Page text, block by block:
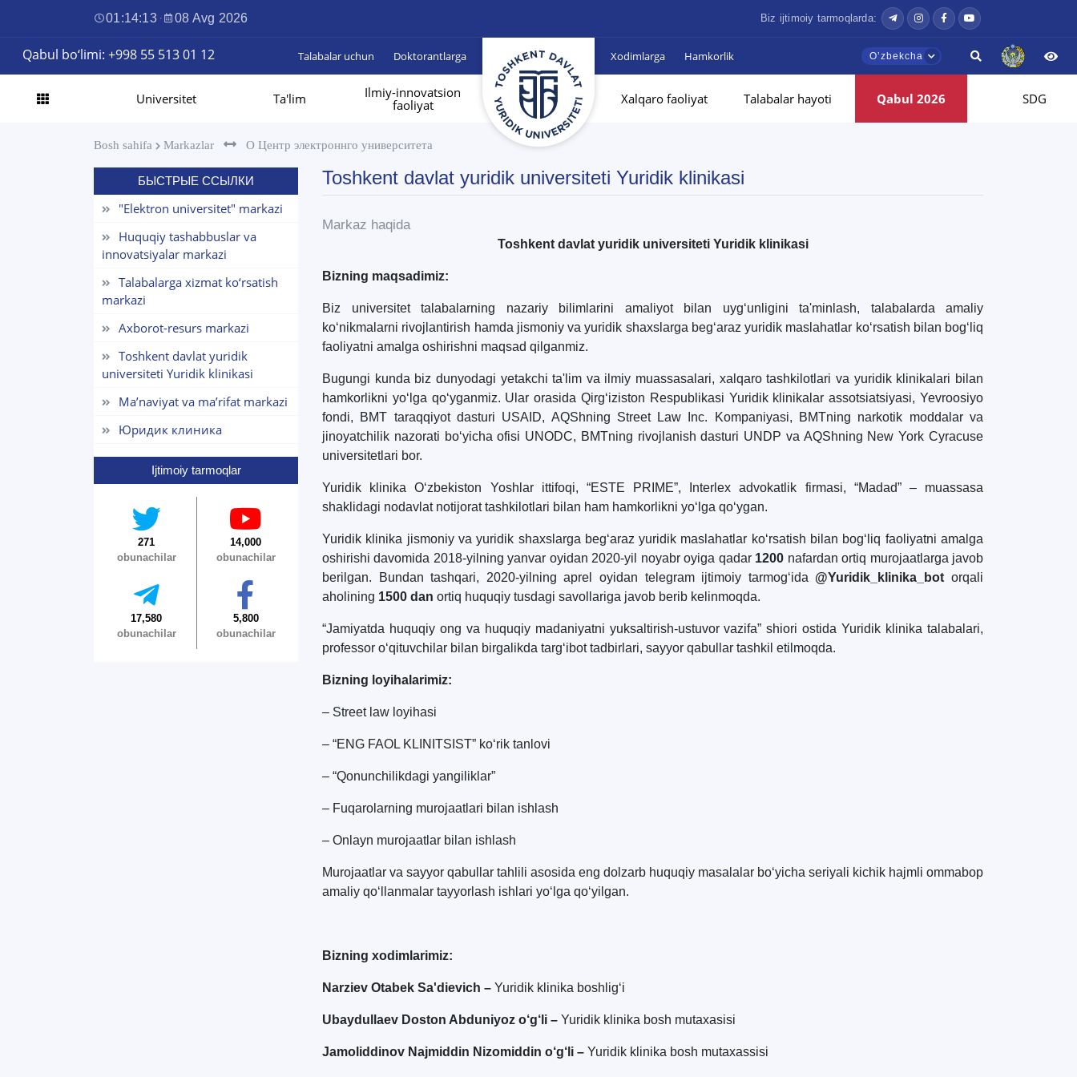
01:14:14 · 08 Avg 2026 Biz ijtimoiy tarmoqlarda:
Qabul bo‘limi: +998 55 513 01 12 Talabalar uchun Doktorantlarga Xodimlarga Hamkorlik Oʼzbekcha
Universitet Ta'lim
Ilmiy-innovatsion
faoliyat
Xalqaro faoliyat Talabalar hayoti Qabul 2026 SDG
Bosh sahifa Markazlar О Центр электроннго университета
БЫСТРЫЕ ССЫЛКИ
"Elektron universitet" markazi
Huquqiy tashabbuslar va
innovatsiyalar markazi
Talabalarga xizmat ko‘rsatish
markazi
Axborot-resurs markazi
Toshkent davlat yuridik
universiteti Yuridik klinikasi
Ma’naviyat va ma’rifat markazi
Юридик клиника
Ijtimoiy tarmoqlar
271
obunachilar
14,000
obunachilar
17,580
obunachilar
5,800
obunachilar
Toshkent davlat yuridik universiteti Yuridik klinikasi
Markaz haqida
Toshkent davlat yuridik universiteti Yuridik klinikasi
Bizning maqsadimiz:
Biz universitet talabalarning nazariy bilimlarini amaliyot bilan uyg‘unligini ta'minlash, talabalarda amaliy
ko‘nikmalarni rivojlantirish hamda jismoniy va yuridik shaxslarga beg‘araz yuridik maslahatlar ko‘rsatish bilan bog‘liq
faoliyatni amalga oshirishni maqsad qilganmiz.
Bugungi kunda biz dunyodagi yetakchi ta'lim va ilmiy muassasalari, xalqaro tashkilotlari va yuridik klinikalari bilan
hamkorlikni yo‘lga qo‘yganmiz. Ular orasida Qirg‘iziston Respublikasi Yuridik klinikalar assotsiatsiyasi, Yevroosiyo
fondi, BMT taraqqiyot dasturi USAID, AQShning Street Law Inc. Kompaniyasi, BMTning narkotik moddalar va
jinoyatchilik nazorati bo‘yicha ofisi UNODC, BMTning rivojlanish dasturi UNDP va AQShning New York Cyracuse
universitetlari bor.
Yuridik klinika O‘zbekiston Yoshlar ittifoqi, “ESTE PRIME”, Interlex advokatlik firmasi, “Madad” – muassasa
shaklidagi nodavlat notijorat tashkilotlari bilan ham hamkorlikni yo‘lga qo‘ygan.
Yuridik klinika jismoniy va yuridik shaxslarga beg‘araz yuridik maslahatlar ko‘rsatish bilan bog‘liq faoliyatni amalga
oshirishi davomida 2018-yilning yanvar oyidan 2020-yil noyabr oyiga qadar 1200 nafardan ortiq murojaatlarga javob
berilgan. Bundan tashqari, 2020-yilning aprel oyidan telegram ijtimoiy tarmog‘ida @Yuridik_klinika_botorqali
aholining 1500 dan ortiq huquqiy tusdagi savollariga javob berib kelinmoqda.
“Jamiyatda huquqiy ong va huquqiy madaniyatni yuksaltirish-ustuvor vazifa” shiori ostida Yuridik klinika talabalari,
professor o‘qituvchilar bilan birgalikda targ‘ibot tadbirlari, sayyor qabullar tashkil etilmoqda.
Bizning loyihalarimiz:
– Street law loyihasi
– “ENG FAOL KLINITSIST” ko‘rik tanlovi
– “Qonunchilikdagi yangiliklar”
– Fuqarolarning murojaatlari bilan ishlash
– Onlayn murojaatlar bilan ishlash
Murojaatlar va sayyor qabullar tahlili asosida eng dolzarb huquqiy masalalar bo‘yicha seriyali kichik hajmli ommabop
amaliy qo‘llanmalar tayyorlash ishlari yo‘lga qo‘yilgan.
Bizning xodimlarimiz:
Narziev Otabek Sa'dievich – Yuridik klinika boshlig‘i
Ubaydullaev Doston Abduniyoz o‘g‘li – Yuridik klinika bosh mutaxasisi
Jamoliddinov Najmiddin Nizomiddin o‘g‘li – Yuridik klinika bosh mutaxassisi